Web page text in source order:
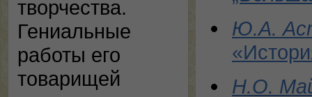
творчества.
Гениальные
работы его
товарищей
Ю.А.
Н.О.